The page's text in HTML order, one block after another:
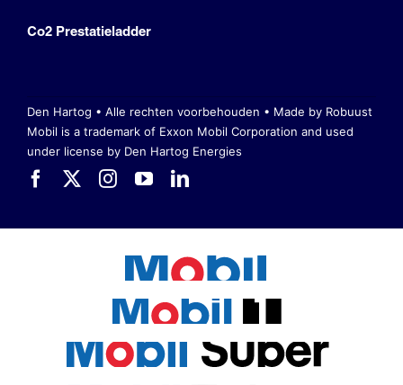
Co2 Prestatieladder
Den Hartog • Alle rechten voorbehouden • Made by Robuust
Mobil is a trademark of Exxon Mobil Corporation and used
under license by Den Hartog Energies